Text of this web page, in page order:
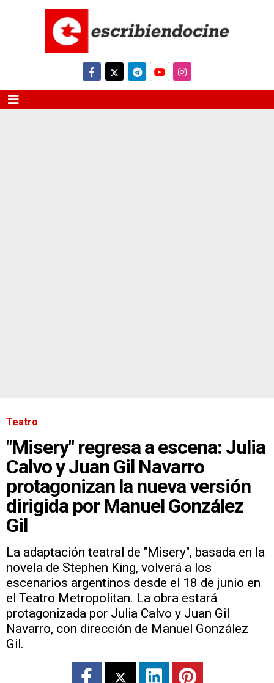
Teatro
"Misery" regresa a escena: Julia
Calvo y Juan Gil Navarro
protagonizan la nueva versión
dirigida por Manuel González
Gil
La adaptación teatral de "Misery", basada en la
novela de Stephen King, volverá a los
escenarios argentinos desde el 18 de junio en
el Teatro Metropolitan. La obra estará
protagonizada por Julia Calvo y Juan Gil
Navarro, con dirección de Manuel González
Gil.